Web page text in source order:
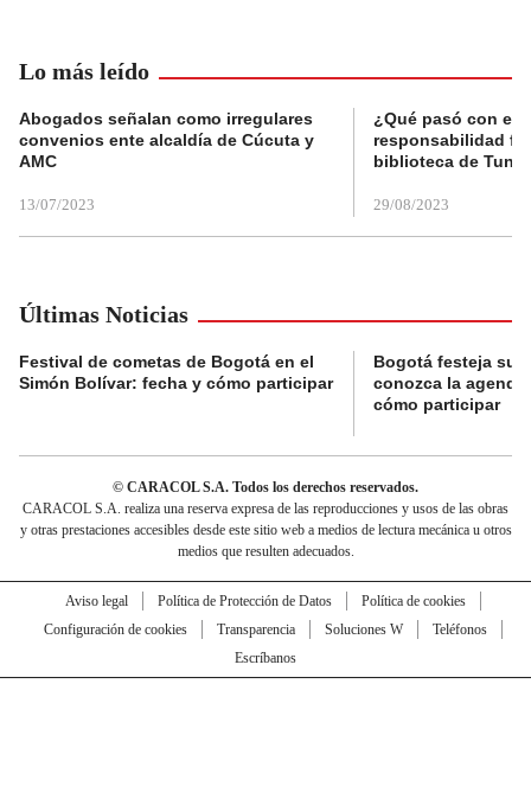
Lo más leído
Abogados señalan como irregulares
convenios ente alcaldía de Cúcuta y
AMC
13/07/2023
¿Qué pasó con el
responsabilidad
biblioteca de
29/08/2023
Últimas Noticias
Festival de cometas de Bogotá en el
Simón Bolívar: fecha y cómo participar
Bogotá festeja su
conozca la
cómo participar
© CARACOL S.A. Todos los derechos reservados.
CARACOL S.A. realiza una reserva expresa de las reproducciones y usos de las obras
y otras prestaciones accesibles desde este sitio web a medios de lectura mecánica u otros
medios que resulten adecuados.
Aviso legal Política de Protección de Datos
Política de cookies
Configuración de cookies
Transparencia Soluciones W
Teléfonos
Escríbanos